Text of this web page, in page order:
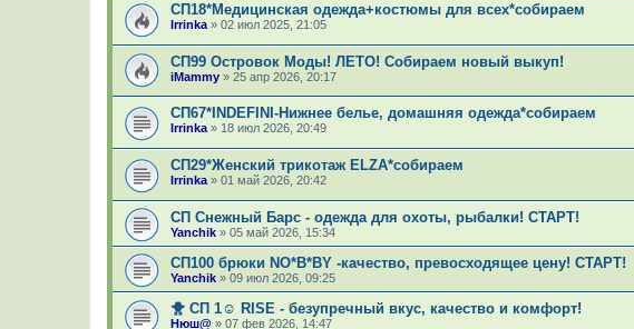
СП18*Медицинская одежда+костюмы для всех*собираем
Irrinka » 02 июл 2025, 21:05
СП99 Островок Моды! ЛЕТО! Собираем новый выкуп!
iMammy » 25 апр 2026, 20:17
СП67*INDEFINI-Нижнее белье, домашняя одежда*собираем
Irrinka » 18 июл 2026, 20:49
СП29*Женский трикотаж ELZA*собираем
Irrinka » 01 май 2026, 20:42
СП Снежный Барс - одежда для охоты, рыбалки! СТАРТ!
Yanchik » 05 май 2026, 15:34
СП100 брюки NO*В*ВY -качество, превосходящее цену! СТАРТ!
Yanchik » 09 июл 2026, 09:25
🐥 СП 1☺ RISE - безупречный вкус, качество и комфорт!
Нюш@ » 07 фев 2026, 14:47